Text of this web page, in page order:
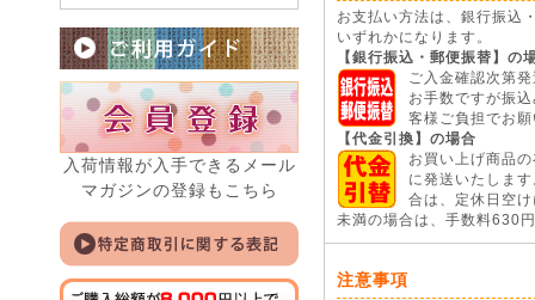
入荷情報が入手できるメール
マガジンの登録もこちら
お支払い方法は、銀行振込
いずれかになります。
【銀行振込・郵便振替】の
ご入金確認次第
お手数ですが振
客様ご負担でお
【代金引換】の場合
お買い上げ商品
に発送いたしま
合は、定休日空
未満の場合は、手数料630
注意事項